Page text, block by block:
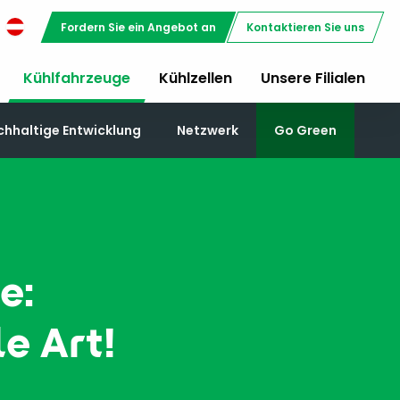
Fordern Sie ein Angebot an Kontaktieren Sie uns
Kühlfahrzeuge Kühlzellen Unsere Filialen
Entwicklung Netzwerk Go Green
Art!